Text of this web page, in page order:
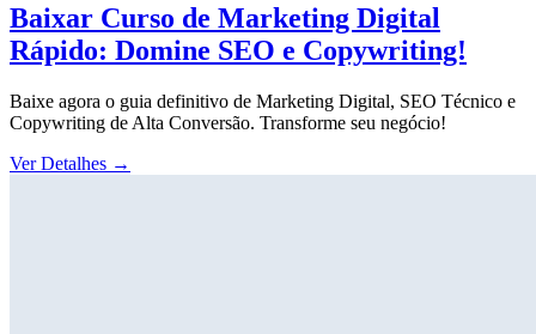
Baixar Curso de Marketing Digital
Rápido: Domine SEO e Copywriting!
Baixe agora o guia definitivo de Marketing Digital, SEO Técnico e
Copywriting de Alta Conversão. Transforme seu negócio!
Ver Detalhes →